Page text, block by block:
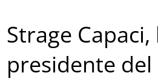
Strage Capaci,
presidente del